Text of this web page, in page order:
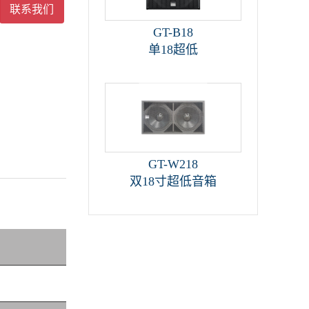
联系我们
GT-B18
单18超低
GT-W218
双18寸超低音箱